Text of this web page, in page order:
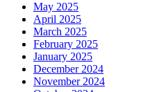
May 2025
April 2025
March 2025
February 2025
January 2025
December 2024
November 2024